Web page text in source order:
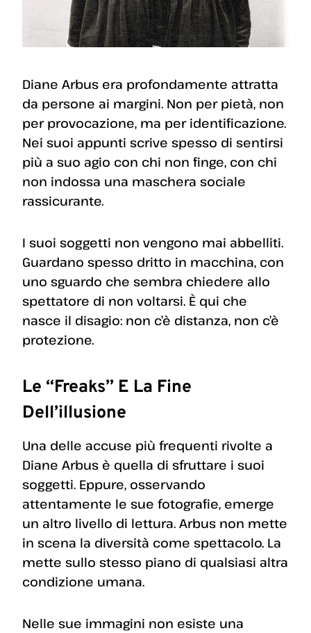
Diane Arbus era profondamente attratta
da persone ai margini. Non per pietà, non
per provocazione, ma per identificazione.
Nei suoi appunti scrive spesso di sentirsi
più a suo agio con chi non finge, con chi
non indossa una maschera sociale
rassicurante.
I suoi soggetti non vengono mai abbelliti.
Guardano spesso dritto in macchina, con
uno sguardo che sembra chiedere allo
spettatore di non voltarsi. È qui che
nasce il disagio: non c’è distanza, non c’è
protezione.
Le “freaks” E La Fine
Dell’illusione
Una delle accuse più frequenti rivolte a
Diane Arbus è quella di sfruttare i suoi
soggetti. Eppure, osservando
attentamente le sue fotografie, emerge
un altro livello di lettura. Arbus non mette
in scena la diversità come spettacolo. La
mette sullo stesso piano di qualsiasi altra
condizione umana.
Nelle sue immagini non esiste una